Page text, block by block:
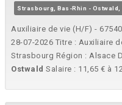
Strasbourg, Bas-Rhin - Ostwald,
Auxiliaire de vie (H/F) -
28-07-2026 Titre : Auxiliaire
Strasbourg Région : Alsace
Ostwald Salaire : 11,65 € à